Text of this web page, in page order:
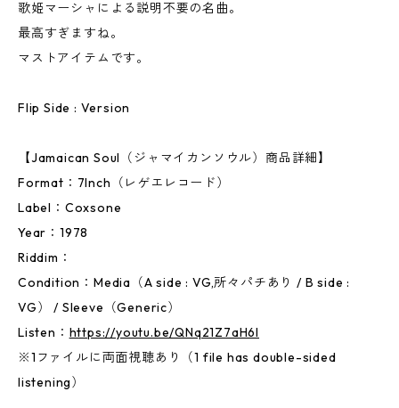
歌姫マーシャによる説明不要の名曲。
最高すぎますね。
マストアイテムです。
Flip Side : Version
【Jamaican Soul（ジャマイカンソウル）商品詳細】
Format：7Inch（レゲエレコード）
Label：Coxsone
Year：1978
Riddim：
Condition：Media（A side : VG,所々パチあり / B side :
VG） / Sleeve（Generic）
Listen： https://youtu.be/QNq21Z7aH6I
※1ファイルに両面視聴あり（1 file has double-sided
listening）